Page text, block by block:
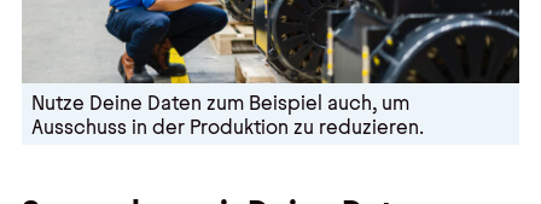
Nutze Deine Daten zum Beispiel auch, um
Ausschuss in der Produktion zu reduzieren.